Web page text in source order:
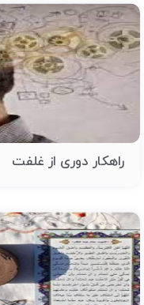
راهکار دوری از غلفت